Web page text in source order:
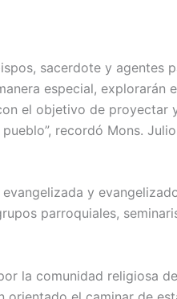
sacerdote y agentes
especial, explorarán
el objetivo de proyectar
recordó Mons.
y
parroquiales,
la comunidad religiosa